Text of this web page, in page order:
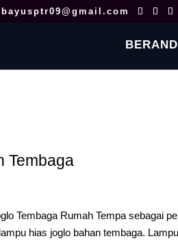
Tembaga
Tembaga Rumah Tempa sebagai
hias joglo bahan tembaga.